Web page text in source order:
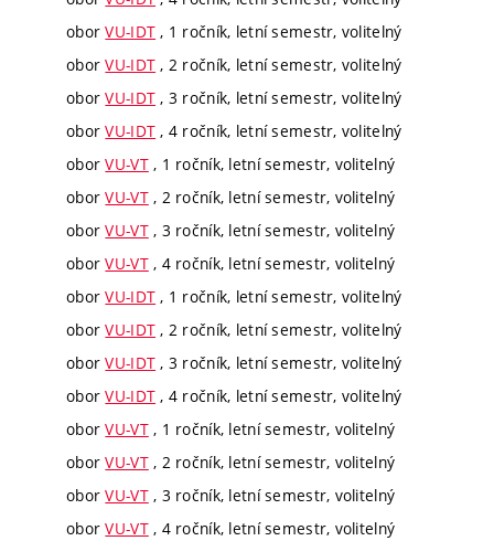
oborVU-IDT , 1 ročník, letní semestr, volitelný
oborVU-IDT , 2 ročník, letní semestr, volitelný
oborVU-IDT , 3 ročník, letní semestr, volitelný
oborVU-IDT , 4 ročník, letní semestr, volitelný
oborVU-VT, 1 ročník, letní semestr, volitelný
oborVU-VT, 2 ročník, letní semestr, volitelný
oborVU-VT, 3 ročník, letní semestr, volitelný
oborVU-VT, 4 ročník, letní semestr, volitelný
oborVU-IDT , 1 ročník, letní semestr, volitelný
oborVU-IDT , 2 ročník, letní semestr, volitelný
oborVU-IDT , 3 ročník, letní semestr, volitelný
oborVU-IDT , 4 ročník, letní semestr, volitelný
oborVU-VT, 1 ročník, letní semestr, volitelný
oborVU-VT, 2 ročník, letní semestr, volitelný
oborVU-VT, 3 ročník, letní semestr, volitelný
oborVU-VT, 4 ročník, letní semestr, volitelný